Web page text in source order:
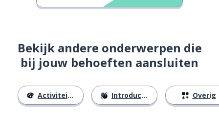
Bekijk andere onderwerpen die
bij jouw behoeften aansluiten
Activiteiten Introducties Overig